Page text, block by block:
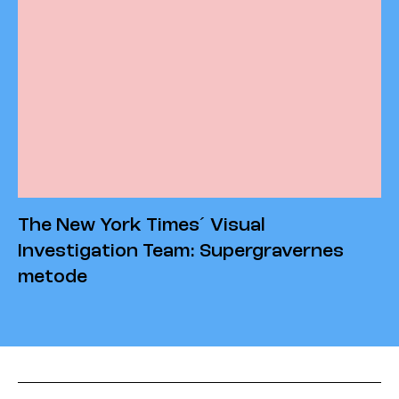
The New York Times´ Visual
Investigation Team: Supergravernes
metode